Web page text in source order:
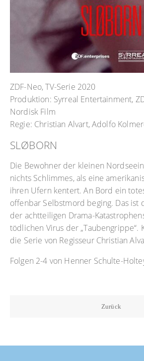
ZDF-Neo, TV-Serie 2020
Produktion: Syrreal Entertainment,
Nordisk Film
Regie: Christian Alvart, Adolfo
SLØBORN
Die Bewohner der kleinen
nichts Schlimmes, als eine
ihren Ufern kentert. An Bord ein
offenbar Selbstmord beging. Das ist
der achtteiligen Drama-
tödlichen Virus der „Taubengrippe“.
die Serie von Regisseur Christian
Folgen 2-4 von Henner Schulte-
Zurück